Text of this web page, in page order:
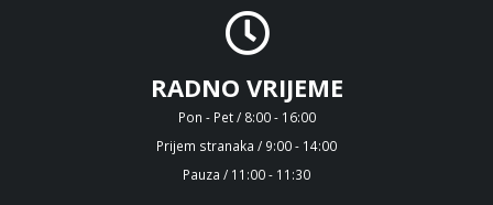
RADNO VRIJEME
Pon - Pet / 8:00 - 16:00
Prijem stranaka / 9:00 - 14:00
Pauza / 11:00 - 11:30